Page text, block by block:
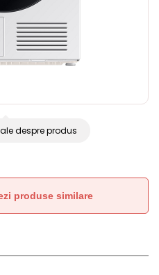
despre produs
produse similare